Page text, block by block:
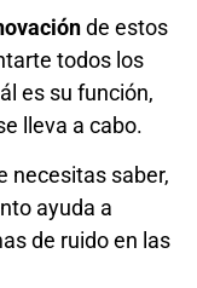
de estos
todos los
es su función,
lleva a cabo.
necesitas saber,
ayuda a
de ruido en las